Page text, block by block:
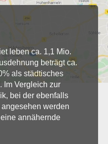
leben ca. 1,1 Mio.
beträgt ca.
als städtisches
Im Vergleich zur
bei der ebenfalls
werden
annähernde